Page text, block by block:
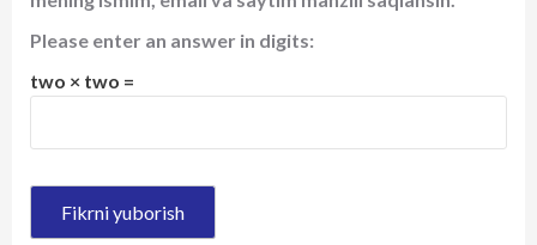
Please enter an answer in digits:
two × two =